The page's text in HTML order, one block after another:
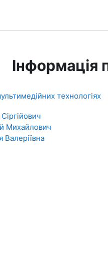
Інформація
технологіях
Михайлович
Валеріївна